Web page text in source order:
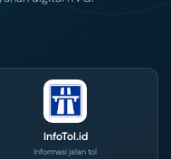
InfoTol.id
Informasi jalan tol